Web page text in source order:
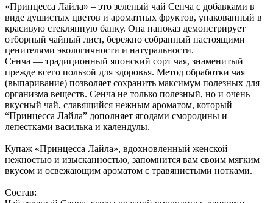
«Принцесса Лайла» – это зеленый чай Сенча с добавками в
виде душистых цветов и ароматных фруктов, упакованный в
красивую стеклянную банку. Она напоказ демонстрирует
отборный чайный лист, бережно собранный настоящими
ценителями экологичности и натуральности.
Сенча — традиционный японский сорт чая, знаменитый
прежде всего пользой для здоровья. Метод обработки чая
(выпаривание) позволяет сохранить максимум полезных для
организма веществ. Сенча не только полезный, но и очень
вкусный чай, славящийся нежным ароматом, который
“Принцесса Лайла” дополняет ягодами смородины и
лепестками василька и календулы.
Купаж «Принцесса Лайла», вдохновленный женской
нежностью и изысканностью, запомнится вам своим мягким
вкусом и освежающим ароматом с травянистыми нотками.
Состав: